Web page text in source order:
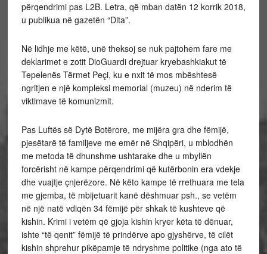
përqendrimi pas L2B. Letra, që mban datën 12 korrik 2018,
u publikua në gazetën “Dita”.
Në lidhje me këtë, unë theksoj se nuk pajtohem fare me
deklarimet e zotit DioGuardi drejtuar kryebashkiakut të
Tepelenës Tërmet Peçi, ku e nxit të mos mbështesë
ngritjen e një kompleksi memorial (muzeu) në nderim të
viktimave të komunizmit.
Pas Luftës së Dytë Botërore, me mijëra gra dhe fëmijë,
pjesëtarë të familjeve me emër në Shqipëri, u mblodhën
me metoda të dhunshme ushtarake dhe u mbyllën
forcërisht në kampe përqendrimi që kutërbonin era vdekje
dhe vuajtje çnjerëzore. Në këto kampe të rrethuara me tela
me gjemba, të mbijetuarit kanë dëshmuar psh., se vetëm
në një natë vdiqën 34 fëmijë për shkak të kushteve që
kishin. Krimi i vetëm që gjoja kishin kryer këta të dënuar,
ishte “të qenit” fëmijë të prindërve apo gjyshërve, të cilët
kishin shprehur pikëpamje të ndryshme politike (nga ato të